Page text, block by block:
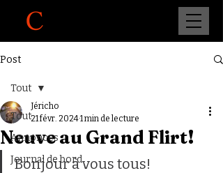
Post
Tout
Annonces
Journal de bord
Tout
Neuve au Grand Flirt!
Jéricho
21 févr. 20241 min de lecture
Bonjour à vous tous!